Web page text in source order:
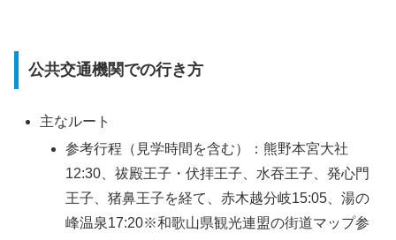
公共交通機関での行き方
主なルート
参考行程（見学時間を含む）：熊野本宮大社
12:30、祓殿王子・伏拝王子、水吞王子、発心門
王子、猪鼻王子を経て、赤木越分岐15:05、湯の
峰温泉17:20※和歌山県観光連盟の街道マップ参